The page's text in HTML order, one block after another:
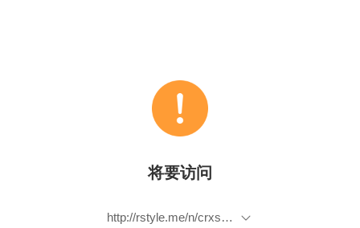
将要访问
http://rstyle.me/n/crxsy2bp9if